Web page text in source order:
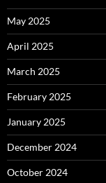
May 2025
April 2025
March 2025
February 2025
January 2025
December 2024
October 2024